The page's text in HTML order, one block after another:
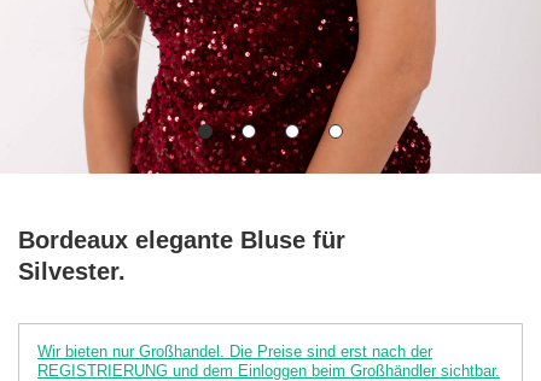
Bordeaux elegante Bluse für
Silvester.
Wir bieten nur Großhandel. Die Preise sind erst nach der
REGISTRIERUNG und dem Einloggen beim Großhändler sichtbar.